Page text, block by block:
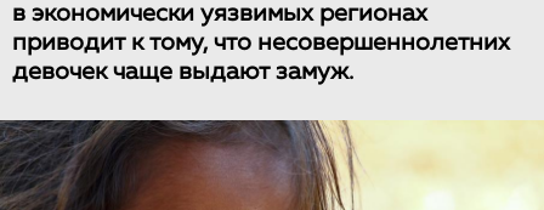
в экономически уязвимых регионах
приводит к тому, что несовершеннолетних
девочек чаще выдают замуж.